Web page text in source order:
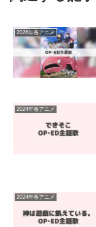
2026年春アニメ
2024年春アニメ
2024年春アニメ